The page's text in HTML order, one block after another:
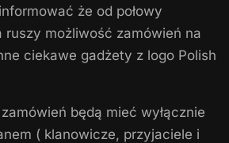
że od połowy
ruszy możliwość zamówień na
ciekawe gadżety z logo Polish
będą mieć wyłącznie
( klanowicze, przyjaciele i